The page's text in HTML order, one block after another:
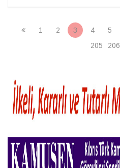
1 2 3 4 5
205
206